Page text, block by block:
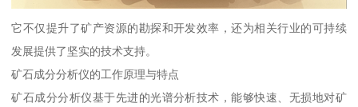
它不仅提升了矿产资源的勘探和开发效率，还为相关行业的可持续
发展提供了坚实的技术支持。
矿石成分分析仪的工作原理与特点
矿石成分分析仪基于先进的光谱分析技术，能够快速、无损地对矿